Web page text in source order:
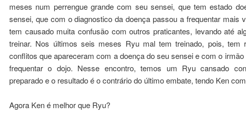
meses num perrengue grande com seu sensei, que tem estado
sensei, que com o diagnostico da doença passou a frequentar mais
tem causado muita confusão com outros praticantes, levando até
treinar. Nos últimos seis meses Ryu mal tem treinado, pois, tem
conflitos que apareceram com a doença do seu sensei e com o
frequentar o dojo. Nesse encontro, temos um Ryu cansado
preparado e o resultado é o contrário do último embate, tendo Ken
Agora Ken é melhor que Ryu?